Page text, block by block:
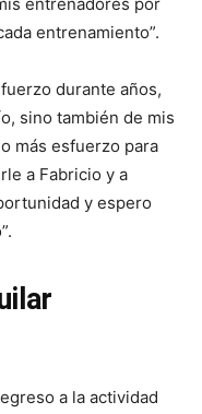
entrenamiento”.
durante años,
sino también de mis
más esfuerzo para
a Fabricio y a
y espero
a la actividad